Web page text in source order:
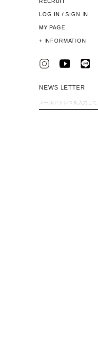
LOG IN / SIGN IN
MY PAGE
+ INFORMATION
NEWS LETTER